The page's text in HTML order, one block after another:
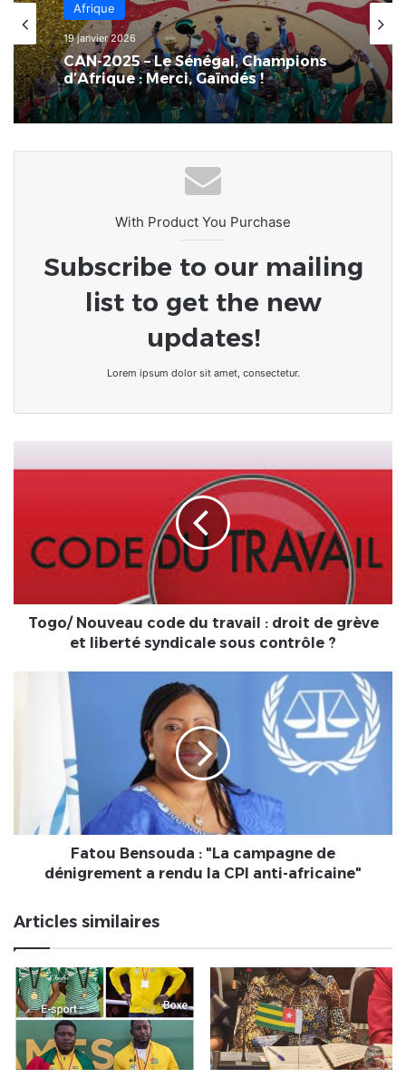
Afrique
19 janvier 2026
CAN-2025 – Le Sénégal, Champions
d’Afrique : Merci, Gaïndés !
With Product You Purchase
Subscribe to our mailing
list to get the new
updates!
Lorem ipsum dolor sit amet, consectetur.
Nouveau
droit
grève
Togo/ Nouveau code du travail : droit de grève
et liberté syndicale sous contrôle ?
dénigrement
rendu
Fatou Bensouda : "La campagne de
dénigrement a rendu la CPI anti-africaine"
Articles similaires